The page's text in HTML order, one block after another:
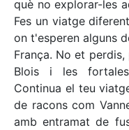
què no explorar-les
Fes un viatge
on t'esperen alguns
França. No et
Blois i les
Continua el teu
de racons com
amb entramat de